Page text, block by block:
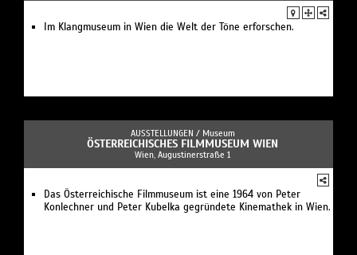
Im Klangmuseum in Wien die Welt der Töne erforschen.
AUSSTELLUNGEN / Museum
ÖSTERREICHISCHES FILMMUSEUM WIEN
Wien, Augustinerstraße 1
Das Österreichische Filmmuseum ist eine 1964 von Peter
Konlechner und Peter Kubelka gegründete Kinemathek in Wien.